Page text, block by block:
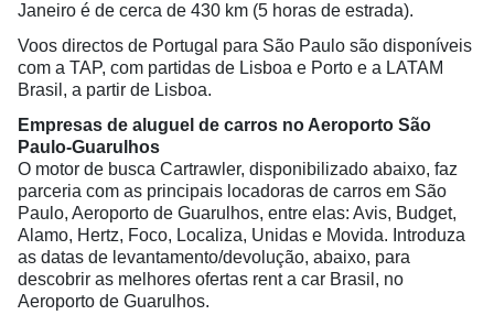
Janeiro é de cerca de 430 km (5 horas de estrada).
Voos directos de Portugal para São Paulo são disponíveis
com a TAP, com partidas de Lisboa e Porto e a LATAM
Brasil, a partir de Lisboa.
Empresas de aluguel de carros no Aeroporto São
Paulo-Guarulhos
O motor de busca Cartrawler, disponibilizado abaixo, faz
parceria com as principais locadoras de carros em São
Paulo, Aeroporto de Guarulhos, entre elas: Avis, Budget,
Alamo, Hertz, Foco, Localiza, Unidas e Movida. Introduza
as datas de levantamento/devolução, abaixo, para
descobrir as melhores ofertas rent a car Brasil, no
Aeroporto de Guarulhos.